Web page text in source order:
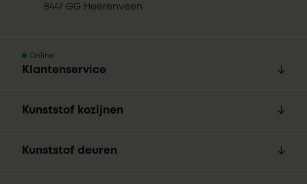
8447 GG Heerenveen
Online
Klantenservice
Kunststof kozijnen
Kunststof deuren